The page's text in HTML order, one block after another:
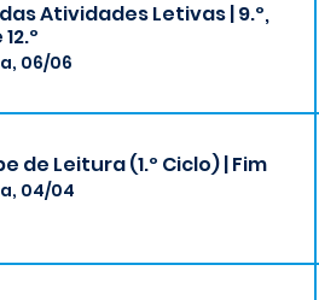
Atividades Letivas | 9.º,
12.º
06/06
de Leitura (1.º Ciclo) | Fim
04/04